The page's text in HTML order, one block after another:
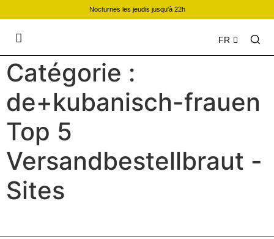
Nocturnes les jeudis jusqu'à 22h
FR
Catégorie :
de+kubanisch-frauen
Top 5
Versandbestellbraut -
Sites